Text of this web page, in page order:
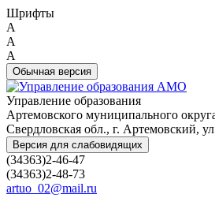
Шрифты
A
A
A
Обычная версия
Управление образования
Артемовского муниципального
Свердловская обл., г. Артемовский,
Версия для слабовидящих
(34363)2-46-47
(34363)2-48-73
artuo_02@mail.ru